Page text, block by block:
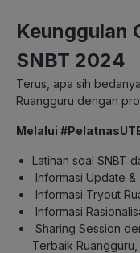
Keunggulan
SNBT 2024
Terus, apa sih
Ruangguru dengan
Melalui
Latihan soal SNBT
Informasi Update &
Informasi Tryout
Informasi
Sharing Session
Terbaik Ruangguru,